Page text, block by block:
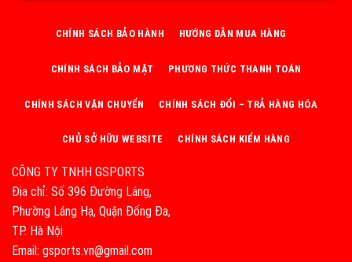
CÔNG TY TNHH GSPORTS
Địa chỉ: Số 396 Đường Láng,
Phường Láng Hạ, Quận Đống Đa,
TP. Hà Nội
Email: gsports.vn@gmail.com
CHÍNH SÁCH BẢO HÀNH HƯỚNG DẪN MUA HÀNG
CHÍNH SÁCH BẢO MẬT PHƯƠNG THỨC THANH TOÁN
CHÍNH SÁCH VẬN CHUYỂN CHÍNH SÁCH ĐỔI – TRẢ HÀNG HÓA
CHỦ SỞ HỮU WEBSITE CHÍNH SÁCH KIỂM HÀNG